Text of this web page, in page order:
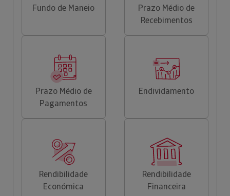
Fundo de Maneio
Prazo Médio de
Recebimentos
Prazo Médio de
Pagamentos
Endividamento
Rendibilidade
Económica
Rendibilidade
Financeira